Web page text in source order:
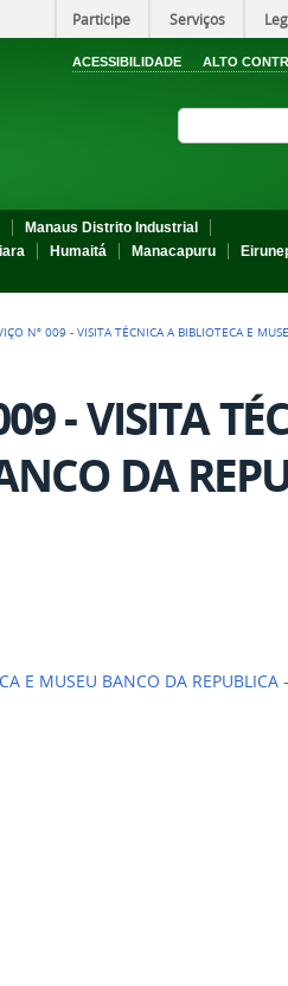
Participe Serviços
ACESSIBILIDADE ALTO
Manaus Distrito Industrial
Humaitá Manacapuru
Nº 009 - VISITA TÉCNICA A BIBLIOTECA E
- VISITA
DA
E MUSEU BANCO DA